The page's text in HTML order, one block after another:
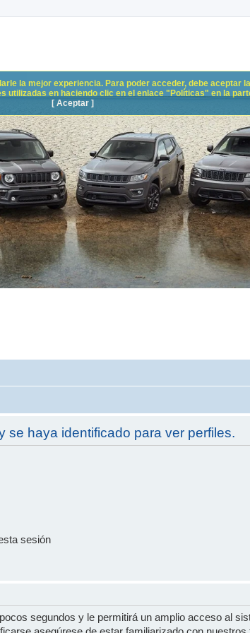
se haya identificado para ver perfiles.
sesión
segundos y le permitirá un amplio acceso al
la mejor experiencia. Para poder acceder, debe aceptar
utilizadas en haciendo clic en el enlace "Políticas" en la
[ Aceptar ]